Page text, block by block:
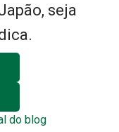
seja
do blog